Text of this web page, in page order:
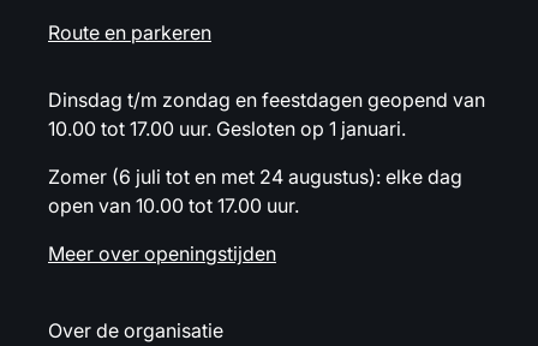
Route en parkeren
Dinsdag t/m zondag en feestdagen geopend van
10.00 tot 17.00 uur. Gesloten op 1 januari.
Zomer (6 juli tot en met 24 augustus): elke dag
open van 10.00 tot 17.00 uur.
Meer over openingstijden
Over de organisatie